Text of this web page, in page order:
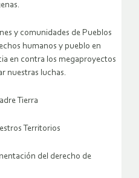
y comunidades de Pueblos
humanos y pueblo en
en contra los megaproyectos
nuestras luchas.
Tierra
Territorios
del derecho de